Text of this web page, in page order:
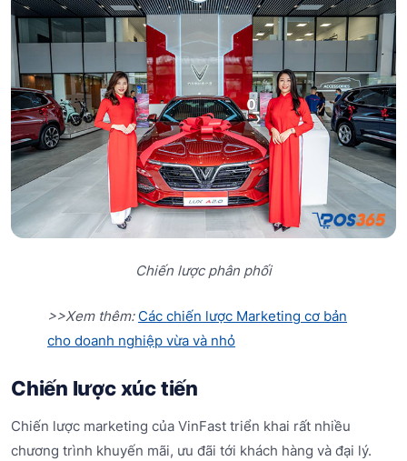
Chiến lược phân phối
>>Xem thêm: Các chiến lược Marketing cơ bản
cho doanh nghiệp vừa và nhỏ
Chiến lược xúc tiến
Chiến lược marketing của VinFast triển khai rất nhiều
chương trình khuyến mãi, ưu đãi tới khách hàng và đại lý.